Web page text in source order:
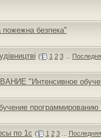
безпека"
( 1 2 3...
"Интенсивное
по 1с ( 1 2 3...